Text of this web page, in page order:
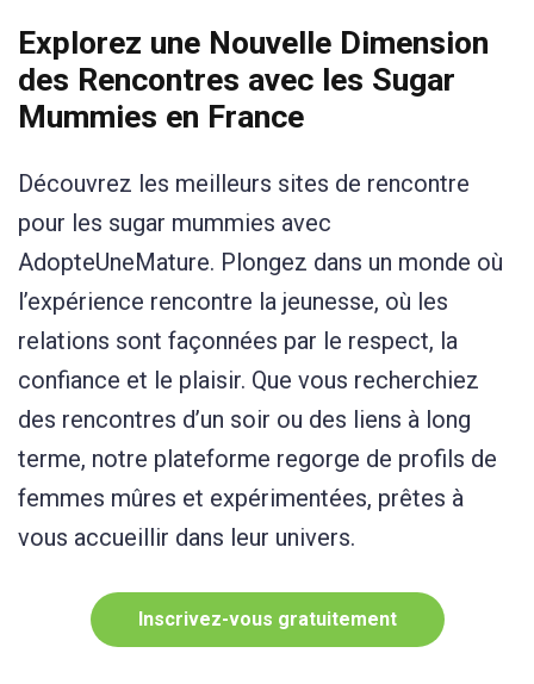
Explorez une Nouvelle Dimension
des Rencontres avec les Sugar
Mummies en France
Découvrez les meilleurs sites de rencontre
pour les sugar mummies avec
AdopteUneMature. Plongez dans un monde où
l’expérience rencontre la jeunesse, où les
relations sont façonnées par le respect, la
confiance et le plaisir. Que vous recherchiez
des rencontres d’un soir ou des liens à long
terme, notre plateforme regorge de profils de
femmes mûres et expérimentées, prêtes à
vous accueillir dans leur univers.
Inscrivez-vous gratuitement